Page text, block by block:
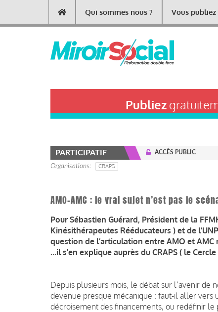
contenu
Main
navigation
Qui sommes nous ? Vous publiez
Publiez
PARTICIPATIF ACCÈS PUBLIC
Organisations CRAPS
AMO-AMC : le vrai sujet n’est pas le
Pour Sébastien Guérard, Président de la
Kinésithérapeutes Rééducateurs ) et de
question de l’articulation entre AMO et AMC
...il s'en explique auprès du CRAPS ( le
Depuis plusieurs mois, le débat sur l’avenir de
devenue presque mécanique : faut-il aller vers
décroisement des financements, ou redéfinir le